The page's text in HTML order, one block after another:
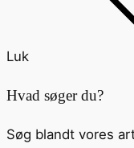
Luk
Hvad søger du?
Søg blandt vores